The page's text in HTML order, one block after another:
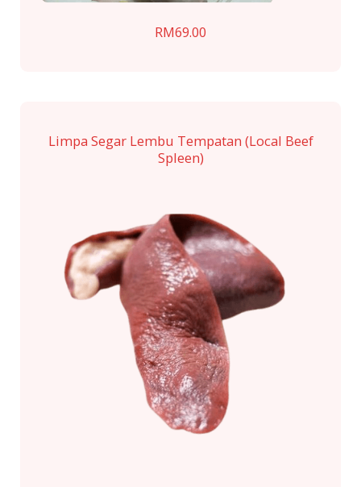
RM69.00
Limpa Segar Lembu Tempatan (Local Beef
Spleen)